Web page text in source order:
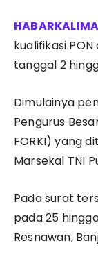
kualifikasi
tanggal 2
Dimulainya
Pengurus
FORKI) yang
Marsekal TNI
Pada surat
pada 25
Resnawan,